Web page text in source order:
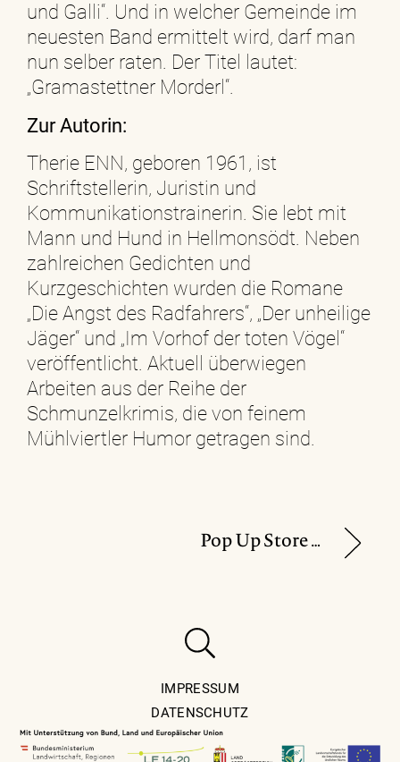
und Galli“. Und in welcher Gemeinde im
neuesten Band ermittelt wird, darf man
nun selber raten. Der Titel lautet:
„Gramastettner Morderl“.
Zur Autorin:
Therie ENN, geboren 1961, ist
Schriftstellerin, Juristin und
Kommunikationstrainerin. Sie lebt mit
Mann und Hund in Hellmonsödt. Neben
zahlreichen Gedichten und
Kurzgeschichten wurden die Romane
„Die Angst des Radfahrers“, „Der unheilige
Jäger“ und „Im Vorhof der toten Vögel“
veröffentlicht. Aktuell überwiegen
Arbeiten aus der Reihe der
Schmunzelkrimis, die von feinem
Mühlviertler Humor getragen sind.
Pop Up Store von „Zeitlos Design“
IMPRESSUM
DATENSCHUTZ